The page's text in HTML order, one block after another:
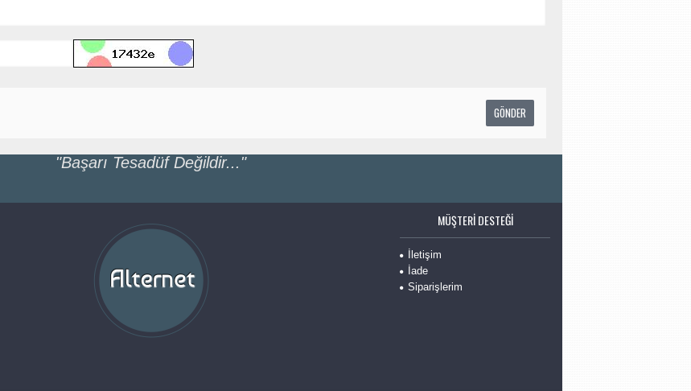
"Başarı Tesadüf Değildir..."
MÜŞTERI DESTEĞI
İletişim
İade
Siparişlerim